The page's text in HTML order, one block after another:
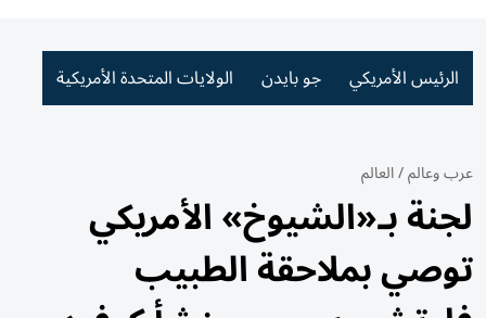
الرئيس الأمريكي جو بايدن الولايات المتحدة الأمريكية
عرب وعالم/العالم
لجنة بـ«الشيوخ» الأمريكي
توصي بملاحقة الطبيب